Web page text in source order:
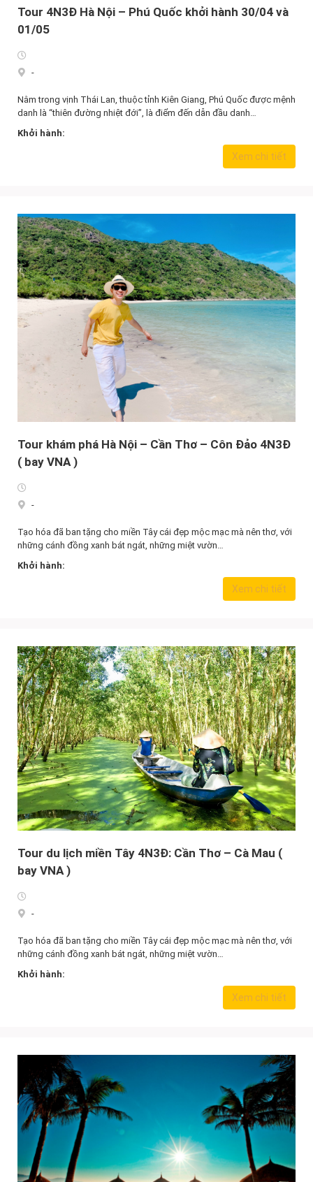
Tour 4N3Đ Hà Nội – Phú Quốc khởi hành 30/04 và
01/05
-
Nằm trong vịnh Thái Lan, thuộc tỉnh Kiên Giang, Phú Quốc được mệnh
danh là “thiên đường nhiệt đới”, là điểm đến dẫn đầu danh…
Khởi hành:
Xem chi tiết
Tour khám phá Hà Nội – Cần Thơ – Côn Đảo 4N3Đ
( bay VNA )
-
Tạo hóa đã ban tặng cho miền Tây cái đẹp mộc mạc mà nên thơ, với
những cánh đồng xanh bát ngát, những miệt vườn…
Khởi hành:
Xem chi tiết
Tour du lịch miền Tây 4N3Đ: Cần Thơ – Cà Mau (
bay VNA )
-
Tạo hóa đã ban tặng cho miền Tây cái đẹp mộc mạc mà nên thơ, với
những cánh đồng xanh bát ngát, những miệt vườn…
Khởi hành:
Xem chi tiết